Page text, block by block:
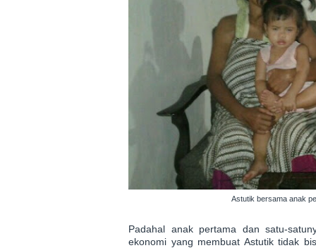
Astutik bersama anak
Padahal anak pertama dan satu-
ekonomi yang membuat Astutik tidak